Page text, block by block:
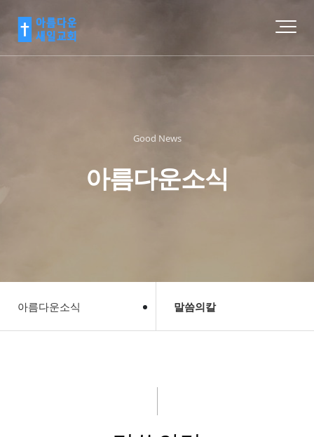
Good News
아름다운소식
아름다운소식 말씀의칼